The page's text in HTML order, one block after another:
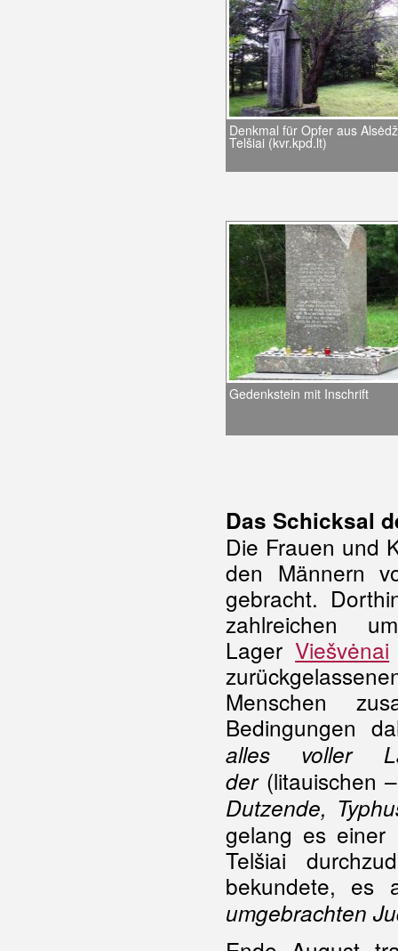
Denkmal für Opfer aus
Telšiai (kvr.kpd.lt)
Gedenkstein mit Inschrift
Das Schicksal
Die Frauen und
den Männern
gebracht.
zahlreichen
LagerViešvėnai
Menschen
Bedingungen
alles voller
der (litauischen
Dutzende,
gelang es einer
Telšiai
bekundete,
umgebrachten